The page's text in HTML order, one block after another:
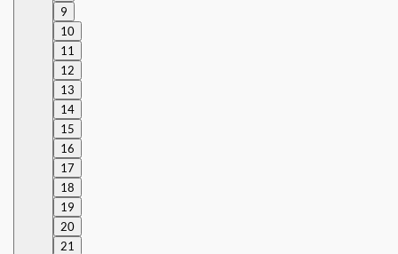
9
10
11
12
13
14
15
16
17
18
19
20
21